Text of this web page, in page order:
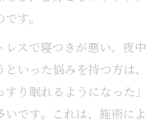
す。
スで寝つきが悪い、夜中
いった悩みを持つ方は、
り眠れるようになった」
です。これは、施術によ